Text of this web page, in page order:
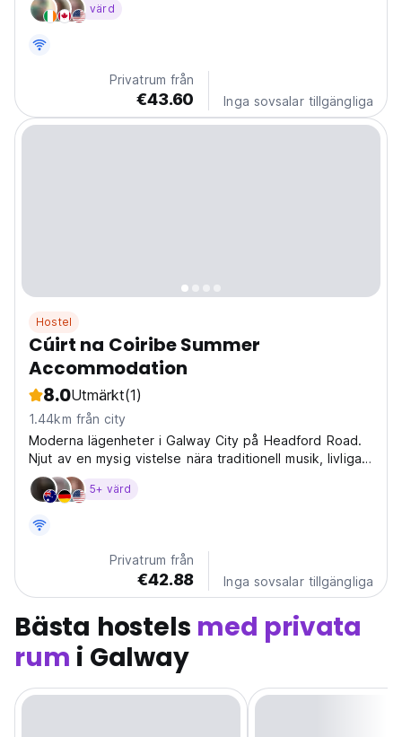
värd
Privatrum från
€43.60 Inga sovsalar tillgängliga
Hostel
Cúirt na Coiribe Summer
Accommodation
8.0Utmärkt(1)
1.44km från city
Moderna lägenheter i Galway City på Headford Road.
Njut av en mysig vistelse nära traditionell musik, livliga
pubar och ikoniska landmärken. Perfekt för att utforska
Galway! (Auto-translated from original language)
5+ värd
Privatrum från
€42.88 Inga sovsalar tillgängliga
Bästa hostels med privata
rum i Galway